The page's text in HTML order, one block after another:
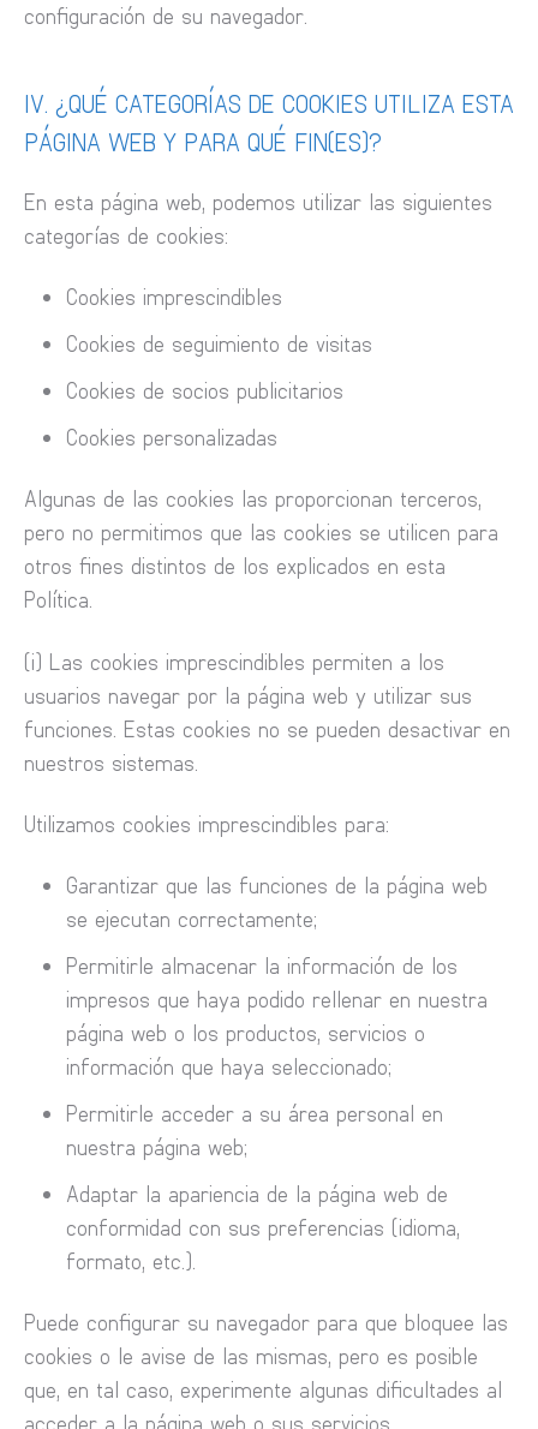
configuración de su navegador.
IV. ¿QUÉ CATEGORÍAS DE COOKIES UTILIZA ESTA
PÁGINA WEB Y PARA QUÉ FIN(ES)?
En esta página web, podemos utilizar las siguientes
categorías de cookies:
Cookies imprescindibles
Cookies de seguimiento de visitas
Cookies de socios publicitarios
Cookies personalizadas
Algunas de las cookies las proporcionan terceros,
pero no permitimos que las cookies se utilicen para
otros fines distintos de los explicados en esta
Política.
(i) Las cookies imprescindibles permiten a los
usuarios navegar por la página web y utilizar sus
funciones. Estas cookies no se pueden desactivar en
nuestros sistemas.
Utilizamos cookies imprescindibles para:
Garantizar que las funciones de la página web
se ejecutan correctamente;
Permitirle almacenar la información de los
impresos que haya podido rellenar en nuestra
página web o los productos, servicios o
información que haya seleccionado;
Permitirle acceder a su área personal en
nuestra página web;
Adaptar la apariencia de la página web de
conformidad con sus preferencias (idioma,
formato, etc.).
Puede configurar su navegador para que bloquee las
cookies o le avise de las mismas, pero es posible
que, en tal caso, experimente algunas dificultades al
acceder a la página web o sus servicios.